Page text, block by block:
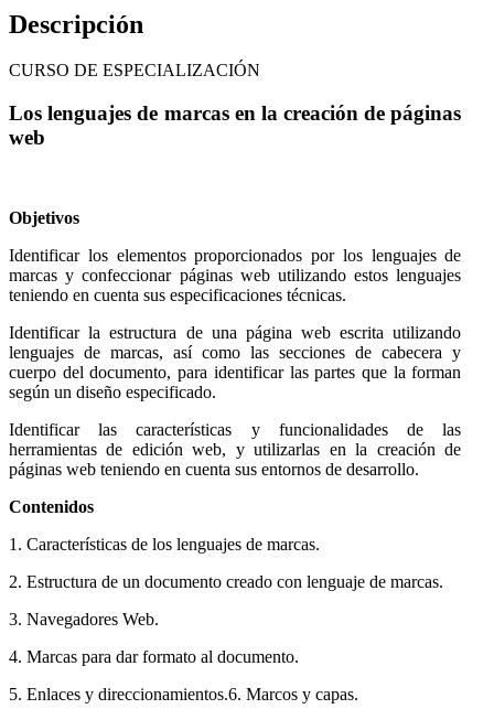
Descripción
CURSO DE ESPECIALIZACIÓN
Los lenguajes de marcas en la creación de páginas
web
Objetivos
Identificar los elementos proporcionados por los lenguajes de
marcas y confeccionar páginas web utilizando estos lenguajes
teniendo en cuenta sus especificaciones técnicas.
Identificar la estructura de una página web escrita utilizando
lenguajes de marcas, así como las secciones de cabecera y
cuerpo del documento, para identificar las partes que la forman
según un diseño especificado.
Identificar las características y funcionalidades de las
herramientas de edición web, y utilizarlas en la creación de
páginas web teniendo en cuenta sus entornos de desarrollo.
Contenidos
1. Características de los lenguajes de marcas.
2. Estructura de un documento creado con lenguaje de marcas.
3. Navegadores Web.
4. Marcas para dar formato al documento.
5. Enlaces y direccionamientos.6. Marcos y capas.